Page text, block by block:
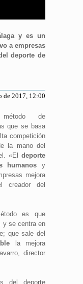
y es un
a empresas
deporte de
de 2017, 12:00
método de
que se basa
competición
la mano del
«El deporte
humanos y
mejora
creador del
es que
y se centra en
que sale del
la mejora
director
del deporte